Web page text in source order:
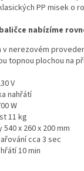
PP misek o
nabízíme
v nerezovém
topnou plochou na
V
nahřátí
W
11 kg
x 260 x 200 mm
cca 3 sec
10 min